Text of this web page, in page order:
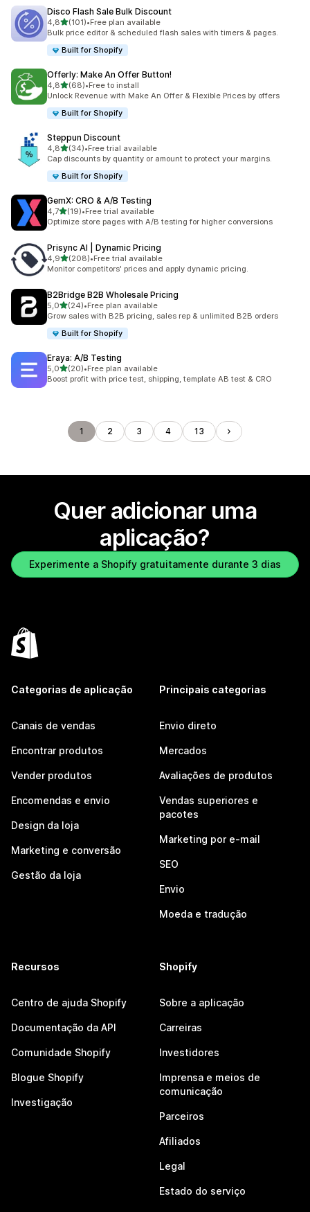
Disco Flash Sale Bulk Discount
4,8de 5 estrelas
(101)
101 total de avaliações
•Free plan available
Bulk price editor & scheduled flash sales with timers & pages.
Built for Shopify
Offerly: Make An Offer Button!
4,8de 5 estrelas
(68)
68 total de avaliações
•Free to install
Unlock Revenue with Make An Offer & Flexible Prices by offers
Built for Shopify
Steppun Discount
4,8de 5 estrelas
(34)
34 total de avaliações
•Free trial available
Cap discounts by quantity or amount to protect your margins.
Built for Shopify
GemX: CRO & A/B Testing
4,7de 5 estrelas
(19)
19 total de avaliações
•Free trial available
Optimize store pages with A/B testing for higher conversions
Prisync AI | Dynamic Pricing
4,9de 5 estrelas
(208)
208 total de avaliações
•Free trial available
Monitor competitors' prices and apply dynamic pricing.
B2Bridge B2B Wholesale Pricing
5,0de 5 estrelas
(24)
24 total de avaliações
•Free plan available
Grow sales with B2B pricing, sales rep & unlimited B2B orders
Built for Shopify
Eraya: A/B Testing
5,0de 5 estrelas
(20)
20 total de avaliações
•Free plan available
Boost profit with price test, shipping, template AB test & CRO
1 2 3 4 13
Quer adicionar uma
aplicação?
Experimente a Shopify gratuitamente durante 3 dias
Categorias de aplicação
Canais de vendas
Encontrar produtos
Vender produtos
Encomendas e envio
Design da loja
Marketing e conversão
Gestão da loja
Principais categorias
Envio direto
Mercados
Avaliações de produtos
Vendas superiores e
pacotes
Marketing por e-mail
SEO
Envio
Moeda e tradução
Recursos
Centro de ajuda Shopify
Documentação da API
Comunidade Shopify
Blogue Shopify
Investigação
Shopify
Sobre a aplicação
Carreiras
Investidores
Imprensa e meios de
comunicação
Parceiros
Afiliados
Legal
Estado do serviço